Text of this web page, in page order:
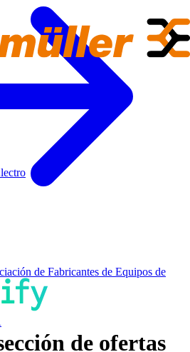
de Fabricantes de Equipos de
de ofertas